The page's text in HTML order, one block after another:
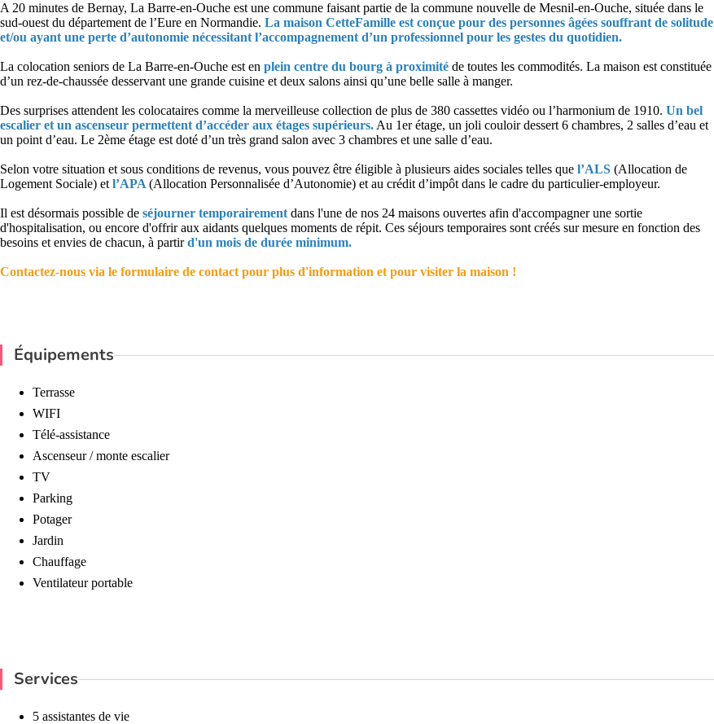
A 20 minutes de Bernay, La Barre-en-Ouche est une commune faisant partie de la commune nouvelle de Mesnil-en-Ouche, située dans le
sud-ouest du département de l’Eure en Normandie. La maison CetteFamille est conçue pour des personnes âgées souffrant de solitude
et/ou ayant une perte d’autonomie nécessitant l’accompagnement d’un professionnel pour les gestes du quotidien.
La colocation seniors de La Barre-en-Ouche est en plein centre du bourg à proximité de toutes les commodités. La maison est constituée
d’un rez-de-chaussée desservant une grande cuisine et deux salons ainsi qu’une belle salle à manger.
Des surprises attendent les colocataires comme la merveilleuse collection de plus de 380 cassettes vidéo ou l’harmonium de 1910. Un bel
escalier et un ascenseur permettent d’accéder aux étages supérieurs. Au 1er étage, un joli couloir dessert 6 chambres, 2 salles d’eau et
un point d’eau. Le 2ème étage est doté d’un très grand salon avec 3 chambres et une salle d’eau.
Selon votre situation et sous conditions de revenus, vous pouvez être éligible à plusieurs aides sociales telles que l’ALS (Allocation de
Logement Sociale) et l’APA (Allocation Personnalisée d’Autonomie) et au crédit d’impôt dans le cadre du particulier-employeur.
Il est désormais possible de séjourner temporairement dans l'une de nos 24 maisons ouvertes afin d'accompagner une sortie
d'hospitalisation, ou encore d'offrir aux aidants quelques moments de répit. Ces séjours temporaires sont créés sur mesure en fonction des
besoins et envies de chacun, à partird'un mois de durée minimum.
Contactez-nous via le formulaire de contact pour plus d'information et pour visiter la maison !
Équipements
Terrasse
WIFI
Télé-assistance
Ascenseur / monte escalier
TV
Parking
Potager
Jardin
Chauffage
Ventilateur portable
Services
5 assistantes de vie